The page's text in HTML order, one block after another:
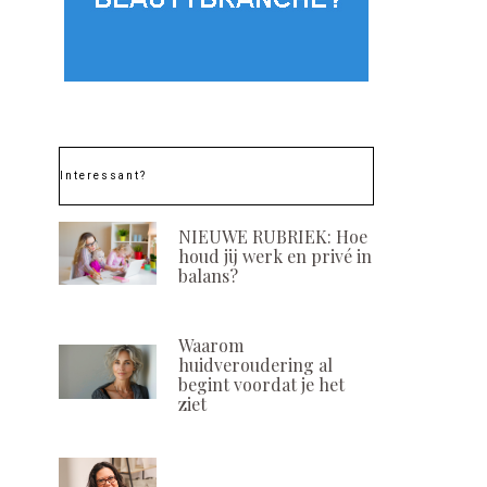
Afscheid met een lach
en een traan
PHENOMENA
Interessant?
NIEUWE RUBRIEK: Hoe
houd jij werk en privé in
balans?
Waarom
huidveroudering al
begint voordat je het
ziet